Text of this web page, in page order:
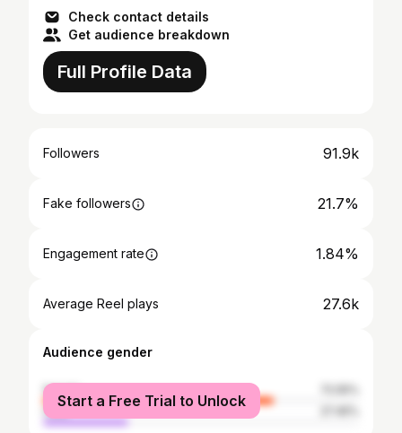
Check contact details
Get audience breakdown
Full Profile Data
Followers 91.9k
Fake followers 21.7%
Engagement rate 1.84%
Average Reel plays 27.6k
Audience gender
female
male
Start a Free Trial to Unlock